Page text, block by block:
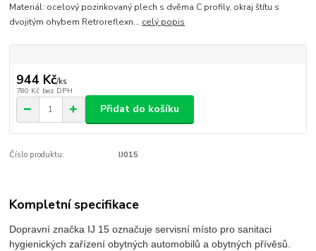
Materiál: ocelový pozinkovaný plech s dvěma C profily, okraj štítu s
dvojitým ohybem Retroreflexn... celý popis
944 Kč/ks
780 Kč bez DPH
Přidat do košíku
Číslo produktu: IJ015
Kompletní specifikace
Dopravní značka IJ 15 označuje servisní místo pro sanitaci
hygienických zařízení obytných automobilů a obytných přívěsů.